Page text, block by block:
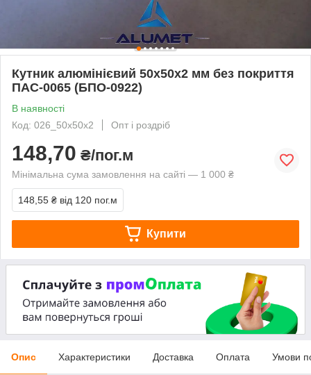
Кутник алюмінієвий 50х50х2 мм без покриття
ПАС-0065 (БПО-0922)
В наявності
Код: 026_50х50х2
Опт і роздріб
148,70 ₴/пог.м
Мінімальна сума замовлення на сайті — 1 000 ₴
148,55 ₴ від 120 пог.м
Купити
Опис Характеристики Доставка Оплата Умови